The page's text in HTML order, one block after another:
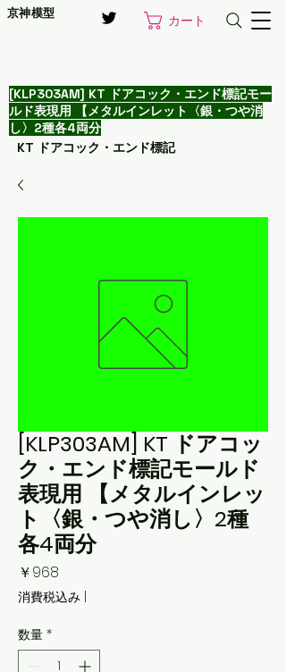
京神模型 カート
[KLP303AM] KT ドアコック・エンド標記モー
ルド表現用 【メタルインレット〈銀・つや消
し〉2種各4両分
KT ドアコック・エンド標記
[KLP303AM] KT ドアコッ
ク・エンド標記モールド
表現用 【メタルインレッ
ト〈銀・つや消し〉2種
各4両分
￥968
格
消費税込み
数量 *